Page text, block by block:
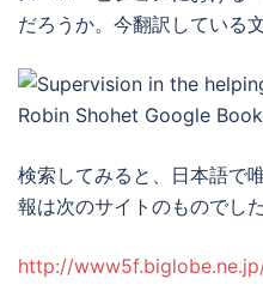
だろうか。今翻訳している
検索してみると、日本語で
報は次のサイトのものでした
http://